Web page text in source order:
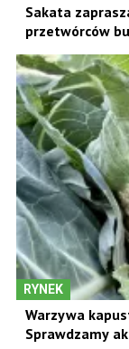
Sakata
przetwórców
RYNEK
Warzywa
Sprawdzamy